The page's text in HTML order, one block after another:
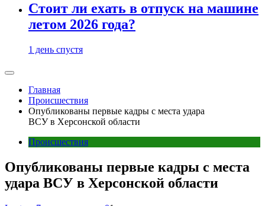
Стоит ли ехать в отпуск на машине
летом 2026 года?
1 день спустя
Главная
Происшествия
Опубликованы первые кадры с места удара
ВСУ в Херсонской области
Происшествия
Опубликованы первые кадры с места
удара ВСУ в Херсонской области